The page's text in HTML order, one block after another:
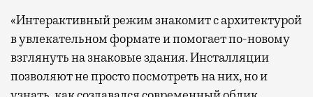
«Интерактивный режим знакомит с архитектурой
в увлекательном формате и помогает по-новому
взглянуть на знаковые здания. Инсталляции
позволяют не просто посмотреть на них, но и